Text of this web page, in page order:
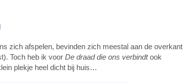
zich afspelen, bevinden zich meestal aan de overkant
Toch heb ik voor De draad die ons verbindtook
plekje heel dicht bij huis…